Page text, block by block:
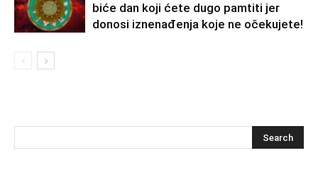
biće dan koji ćete dugo pamtiti jer
donosi iznenađenja koje ne očekujete!